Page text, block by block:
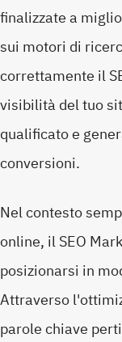
finalizzate a
sui motori di
correttamente il
visibilità del tuo
qualificato e
conversioni.
Nel contesto
online, il SEO
posizionarsi in
Attraverso
parole chiave